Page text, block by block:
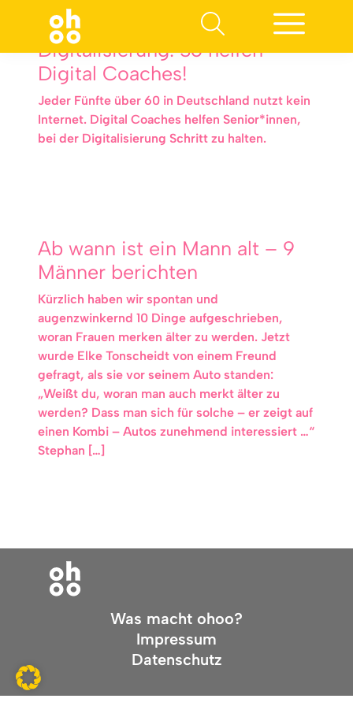
Digitalisierung: So helfen
Digital Coaches!
Jeder Fünfte über 60 in Deutschland nutzt kein
Internet. Digital Coaches helfen Senior*innen,
bei der Digitalisierung Schritt zu halten.
Ab wann ist ein Mann alt – 9
Männer berichten
Kürzlich haben wir spontan und
augenzwinkernd 10 Dinge aufgeschrieben,
woran Frauen merken älter zu werden. Jetzt
wurde Elke Tonscheidt von einem Freund
gefragt, als sie vor seinem Auto standen:
„Weißt du, woran man auch merkt älter zu
werden? Dass man sich für solche – er zeigt auf
einen Kombi ­– Autos zunehmend interessiert …“
Stephan […]
Was macht ohoo?
Impressum
Datenschutz